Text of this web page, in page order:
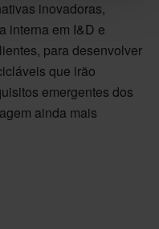
inovadoras,
interna em I&D e
para desenvolver
que irão
emergentes dos
ainda mais